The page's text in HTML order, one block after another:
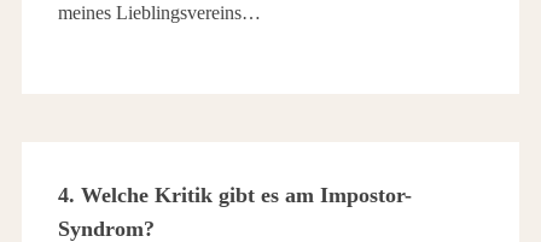
meines Lieblingsvereins…
4. Welche Kritik gibt es am Impostor-
Syndrom?